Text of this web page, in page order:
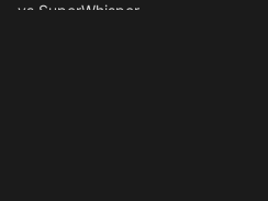
vs SuperWhisper